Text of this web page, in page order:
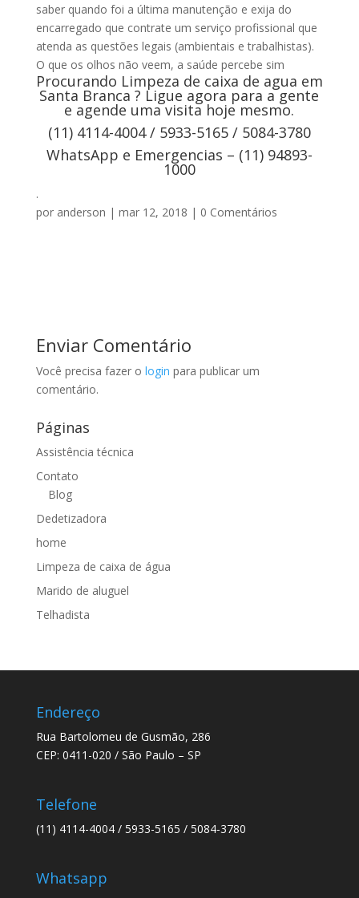
saber quando foi a última manutenção e exija do
encarregado que contrate um serviço profissional que
atenda as questões legais (ambientais e trabalhistas).
O que os olhos não veem, a saúde percebe sim
Procurando Limpeza de caixa de agua em
Santa Branca ? Ligue agora para a gente
e agende uma visita hoje mesmo.
(11) 4114-4004 / 5933-5165 / 5084-3780
WhatsApp e Emergencias – (11) 94893-
1000
.
por anderson | mar 12, 2018 | 0 Comentários
Enviar Comentário
Você precisa fazer o login para publicar um
comentário.
Páginas
Assistência técnica
Contato
Blog
Dedetizadora
home
Limpeza de caixa de água
Marido de aluguel
Telhadista
Endereço
Rua Bartolomeu de Gusmão, 286
CEP: 0411-020 / São Paulo – SP
Telefone
(11) 4114-4004 / 5933-5165 / 5084-3780
Whatsapp